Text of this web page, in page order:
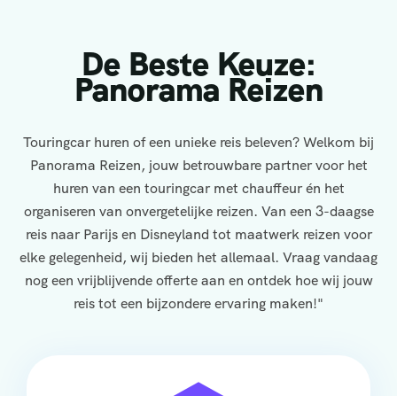
De Beste Keuze:
Panorama Reizen
Touringcar huren of een unieke reis beleven? Welkom bij
Panorama Reizen, jouw betrouwbare partner voor het
huren van een touringcar met chauffeur én het
organiseren van onvergetelijke reizen. Van een 3-daagse
reis naar Parijs en Disneyland tot maatwerk reizen voor
elke gelegenheid, wij bieden het allemaal. Vraag vandaag
nog een vrijblijvende offerte aan en ontdek hoe wij jouw
reis tot een bijzondere ervaring maken!"